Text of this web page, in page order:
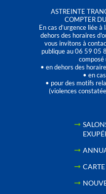
ASTREINTE
COMPTER
En cas d’urgence liée
dehors des horaires
vous invitons à
publique au 06 59 05
composé
• en dehors des
• en
• pour des motifs
(violences